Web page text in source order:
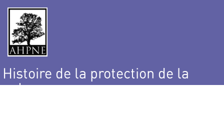
Histoire de la protection de la
nature